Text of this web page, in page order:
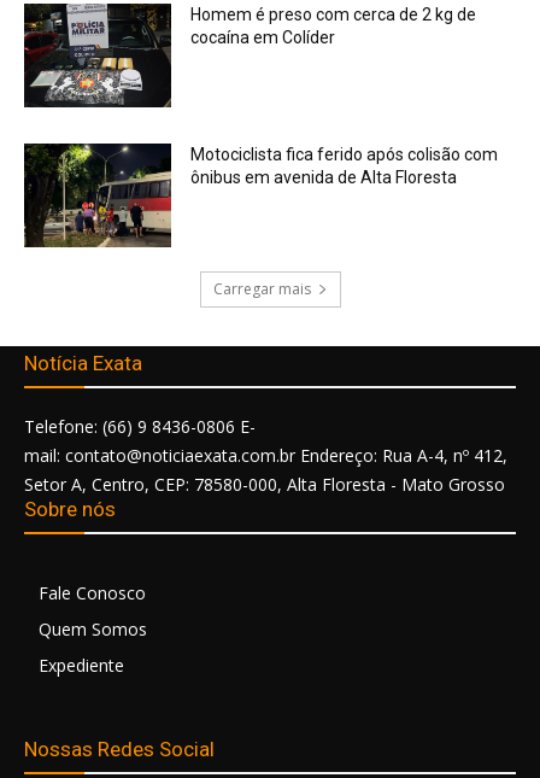
Homem é preso com cerca de 2 kg de
cocaína em Colíder
Motociclista fica ferido após colisão com
ônibus em avenida de Alta Floresta
Carregar mais
Notícia Exata
Telefone: (66) 9 8436-0806 E-
mail: contato@noticiaexata.com.br Endereço: Rua A-4, nº 412,
Setor A, Centro, CEP: 78580-000, Alta Floresta - Mato Grosso
Sobre nós
Fale Conosco
Quem Somos
Expediente
Nossas Redes Social